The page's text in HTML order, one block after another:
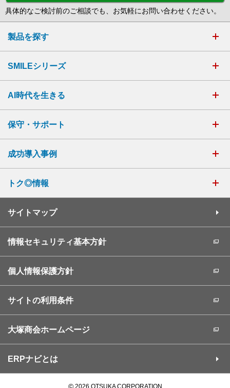
具体的なご検討前のご相談でも、お気軽にお問い合わせください。
製品を探す
SMILEシリーズ
AI時代を生きる
保守・サポート
成功導入事例
トク◎情報
サイトマップ
情報セキュリティ基本方針
個人情報保護方針
サイトの利用条件
大塚商会ホームページ
ERPナビとは
2026 OTSUKA CORPORATION